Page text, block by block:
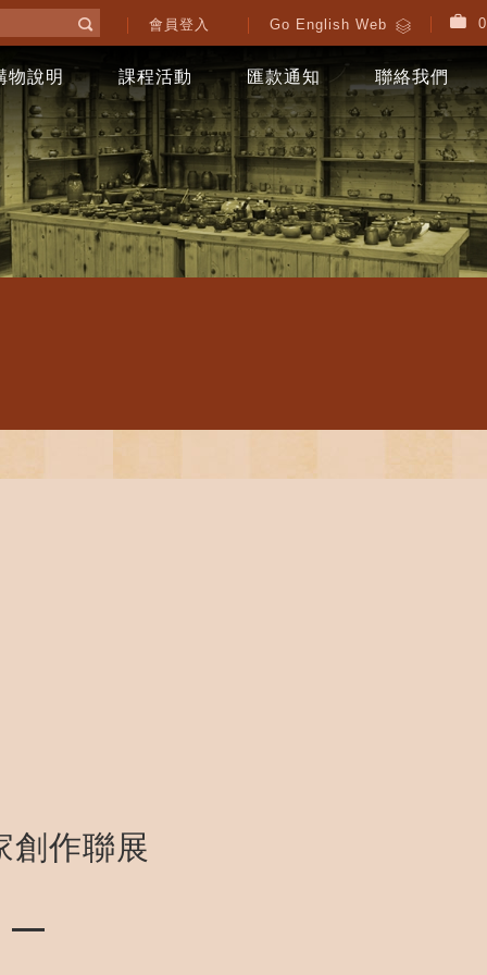
會員登入 Go English Web 0
物說明 課程活動 匯款通知 聯絡我們
創作聯展
—